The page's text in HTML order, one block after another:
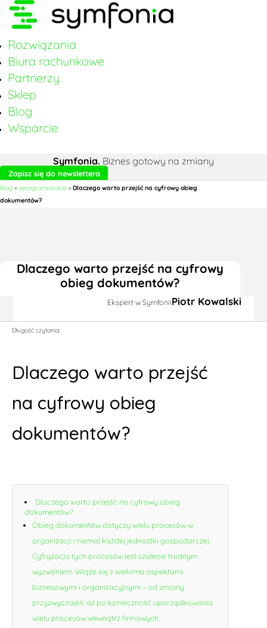
Rozwiązania
Biura rachunkowe
Partnerzy
Sklep
Blog
Wsparcie
Symfonia. Biznes gotowy na zmiany
Zapisz się do newslettera
Blog » oprogramowanie » Dlaczego warto przejść na cyfrowy obieg
dokumentów?
Dlaczego warto przejść na cyfrowy
obieg dokumentów?
Piotr Kowalski
Ekspert w Symfonii
Długość czytania:
Dlaczego warto przejść
na cyfrowy obieg
dokumentów?
Dlaczego warto przejść na cyfrowy obieg
dokumentów?
Obieg dokumentów dotyczy wielu procesów w
organizacji i niemal każdej jednostki gospodarczej.
Cyfryzacja tych procesów jest szalenie trudnym
wyzwaniem. Wiąże się z wieloma aspektami
biznesowymi i organizacyjnymi – od zmiany
przyzwyczajeń, aż po konieczność uporządkowania
wielu procesów wewnątrz firmowych.